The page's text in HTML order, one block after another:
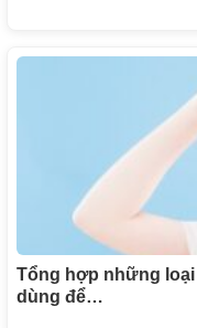
Tổng hợp những
dùng để…